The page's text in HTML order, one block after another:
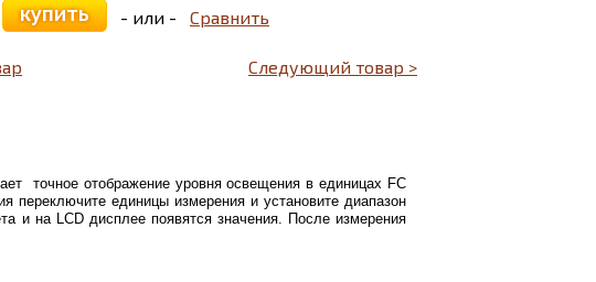
купить - или - Сравнить
Следующий товар >
точное отображение уровня освещения в единицах FC
единицы измерения и установите диапазон
и на LCD дисплее появятся значения. После измерения